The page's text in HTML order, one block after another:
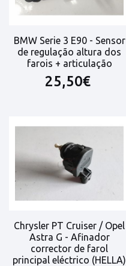
BMW Serie 3 E90 - Sensor
de regulação altura dos
farois + articulação
25,50€
Chrysler PT Cruiser / Opel
Astra G - Afinador
corrector de farol
principal eléctrico (HELLA)